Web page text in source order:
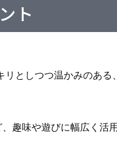
ト
としつつ温かみのある
趣味や遊びに幅広く活